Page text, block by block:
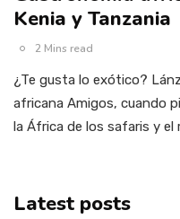
Kenia y Tanzania
2 Mins read
¿Te gusta lo exótico?
africana Amigos, cuando
la África de los safaris y el
Latest posts